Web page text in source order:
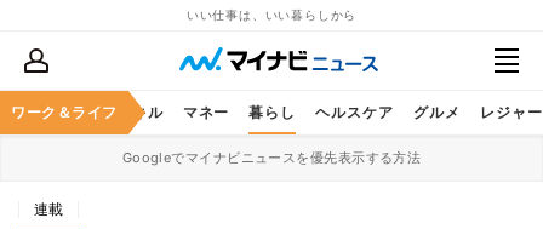
いい仕事は、いい暮らしから
ワーク＆ライフ
ア ビジネススキル マネー 暮らし ヘルスケア グルメ レジャー
Googleでマイナビニュースを優先表示する方法
連載